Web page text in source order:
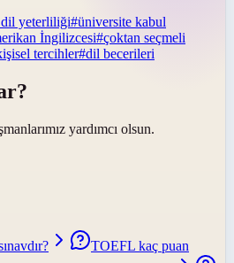
yeterliliği#üniversite kabul
İngilizcesi#çoktan seçmeli
tercihler#dil becerileri
yardımcı olsun.
TOEFL kaç puan